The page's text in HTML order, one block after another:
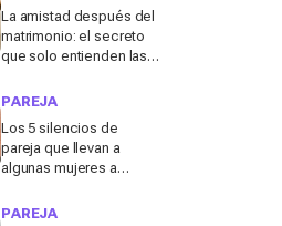
La amistad después del
matrimonio: el secreto
que solo entienden las
viudas, según los
PAREJA
Los 5 silencios de
pareja que llevan a
algunas mujeres a
40, según una coach
PAREJA